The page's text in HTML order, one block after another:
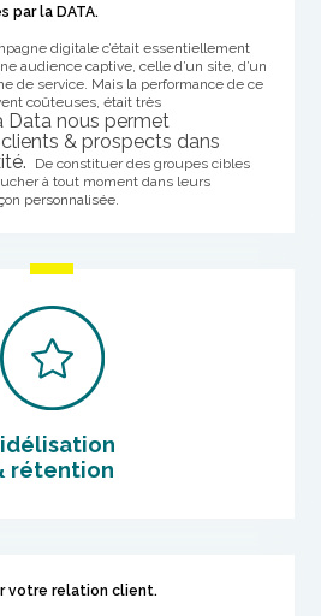
par la DATA.
digitale c’était essentiellement
audience captive, celle d’un site, d’un
de service. Mais la performance de ce
coûteuses , était très
Data nous permet
& prospects dans
De constituer des groupes cibles
à tout moment dans leurs
personnalisée.
rétention
votre relation client.